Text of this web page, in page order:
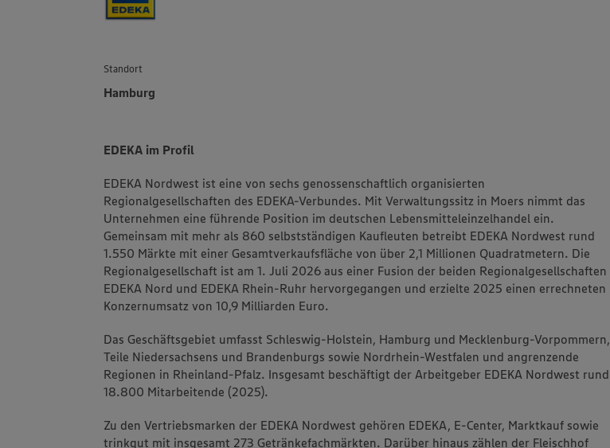
Standort
Hamburg
EDEKA im Profil
EDEKA Nordwest ist eine von sechs genossenschaftlich organisierten
Regionalgesellschaften des EDEKA-Verbundes. Mit Verwaltungssitz in Moers nimmt das
Unternehmen eine führende Position im deutschen Lebensmitteleinzelhandel ein.
Gemeinsam mit mehr als 860 selbstständigen Kaufleuten betreibt EDEKA Nordwest rund
1.550 Märkte mit einer Gesamtverkaufsfläche von über 2,1 Millionen Quadratmetern. Die
Regionalgesellschaft ist am 1. Juli 2026 aus einer Fusion der beiden Regionalgesellschaften
EDEKA Nord und EDEKA Rhein-Ruhr hervorgegangen und erzielte 2025 einen errechneten
Konzernumsatz von 10,9 Milliarden Euro.
Das Geschäftsgebiet umfasst Schleswig-Holstein, Hamburg und Mecklenburg-Vorpommern,
Teile Niedersachsens und Brandenburgs sowie Nordrhein-Westfalen und angrenzende
Regionen in Rheinland-Pfalz. Insgesamt beschäftigt der Arbeitgeber EDEKA Nordwest rund
18.800 Mitarbeitende (2025).
Zu den Vertriebsmarken der EDEKA Nordwest gehören EDEKA, E-Center, Marktkauf sowie
trinkgut mit insgesamt 273 Getränkefachmärkten. Darüber hinaus zählen der Fleischhof